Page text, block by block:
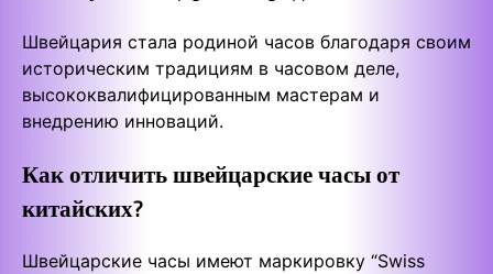
Швейцария стала родиной часов благодаря своим
историческим традициям в часовом деле,
высококвалифицированным мастерам и
внедрению инноваций.
Как отличить швейцарские часы от
китайских?
Швейцарские часы имеют маркировку “Swiss